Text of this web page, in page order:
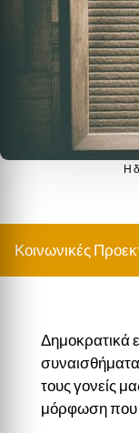
Η
Κοινωνικές
Δημοκρατικά
τους γονείς
μόρφωση που